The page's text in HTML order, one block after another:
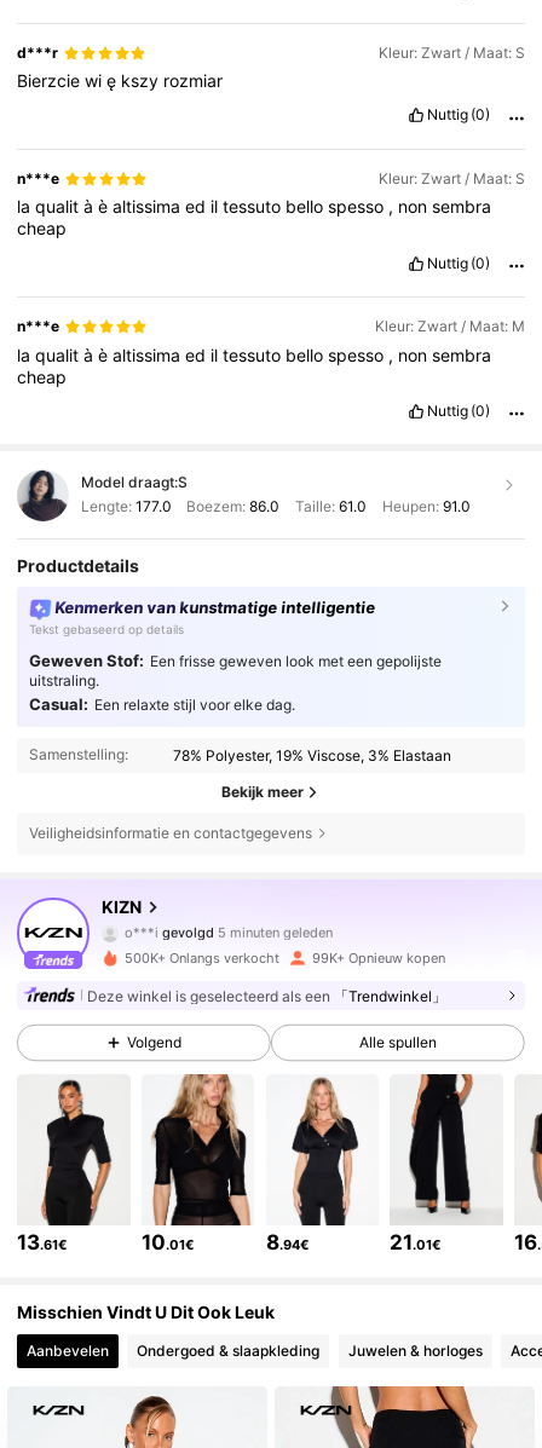
d***r Kleur: Zwart / Maat: S
Bierzciewię kszy rozmiar
Nuttig (0)
n***e Kleur: Zwart / Maat: S
laqualitàèaltissimaed iltessuto bellospesso , nonsembra
cheap
Nuttig (0)
n***e Kleur: Zwart / Maat: M
laqualitàèaltissimaed iltessuto bellospesso , nonsembra
cheap
Nuttig (0)
Model draagt:S
Lengte: 177.0 Boezem:86.0 Taille: 61.0 Heupen: 91.0
Productdetails
Kenmerken van kunstmatige intelligentie
Tekst gebaseerd op details
Geweven Stof: Een frisse geweven look met een gepolijste
uitstraling.
Casual: Een relaxte stijl voor elke dag.
Samenstelling: 78% Polyester, 19% Viscose, 3% Elastaan
Bekijk meer
Veiligheidsinformatie en contactgegevens
KIZNo***i
m***mis aan het browsen
4.71
561K Volgers
4.71 561K Volgers
561K Volgers
561K Volgers
4.71 561K Volgers
4.71 561K Volgers
500K+ Onlangs verkocht 99K+ Opnieuw kopen
Deze winkel is geselecteerd als een 「Trendwinkel」
Volgend Alle spullen
13.61€ 10.01€ 8.94€ 21.01€ 16
Misschien Vindt U Dit Ook Leuk
Aanbevelen Ondergoed & slaapkleding Juwelen & horloges